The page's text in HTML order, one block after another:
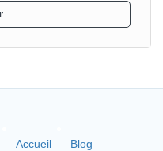
Accueil Blog